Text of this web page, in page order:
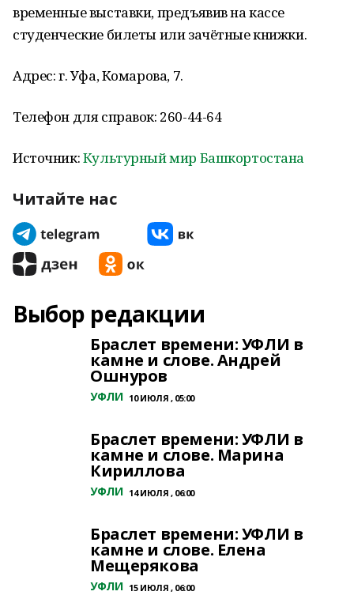
временные выставки, предъявив на кассе
студенческие билеты или зачётные книжки.
Адрес: г. Уфа, Комарова, 7.
Телефон для справок: 260-44-64
Источник:Культурный мир Башкортостана
Читайте нас
Выбор редакции
Браслет времени: УФЛИ в
камне и слове. Андрей
Ошнуров
УФЛИ 10 ИЮЛЯ , 05:00
Браслет времени: УФЛИ в
камне и слове. Марина
Кириллова
УФЛИ 14 ИЮЛЯ , 06:00
Браслет времени: УФЛИ в
камне и слове. Елена
Мещерякова
УФЛИ 15 ИЮЛЯ , 06:00